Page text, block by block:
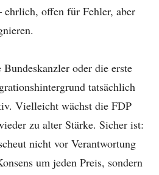
ehrlich, offen für Fehler, aber
oder die erste
tatsächlich
Vielleicht wächst die FDP
zu alter Stärke. Sicher ist:
nicht vor Verantwortung
um jeden Preis, sondern